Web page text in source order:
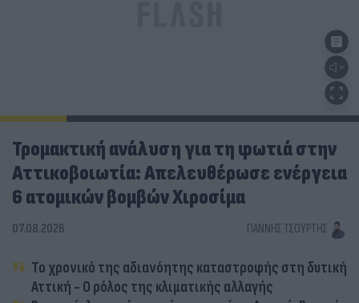
Τρομακτική ανάλυση για τη φωτιά στην
Αττικοβοιωτία: Απελευθέρωσε ενέργεια
6 ατομικών βομβών Χιροσίμα
07.08.2026 ΓΙΆΝΝΗΣ ΤΣΟΎΡΤΗΣ
Το χρονικό της αδιανόητης καταστροφής στη δυτική
Αττική - Ο ρόλος της κλιματικής αλλαγής